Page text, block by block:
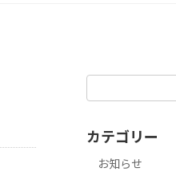
カテゴリー
お知らせ